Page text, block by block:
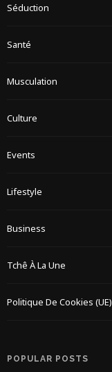
Séduction
Santé
Musculation
Culture
Events
Lifestyle
Business
Tchê À La Une
Politique De Cookies (UE)
POPULAR POSTS